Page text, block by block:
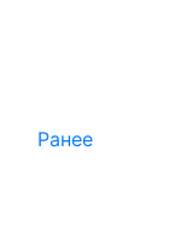
Ранее